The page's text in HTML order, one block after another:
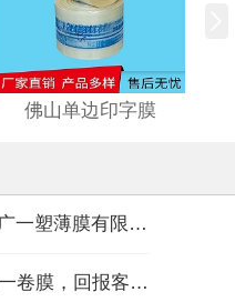
佛山单边印字膜
CCTV-《金马领袖》栏目组到广一塑薄膜有限公司取景拍摄
广一塑不负众望，认真做好每一卷膜，回报客户的每一份信任